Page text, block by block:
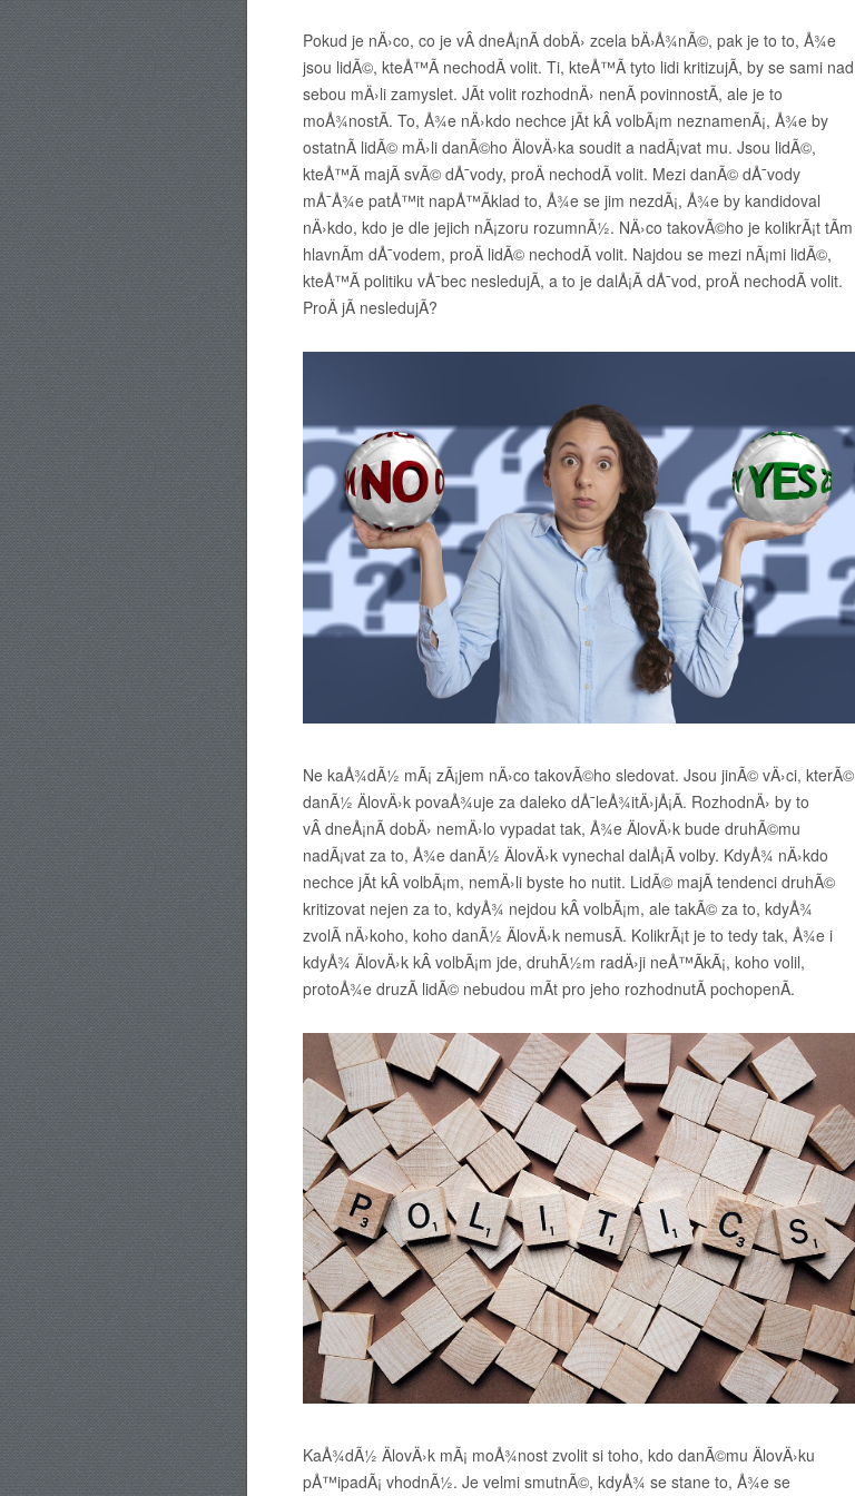
Pokud je nÄ›co, co je vÂ dneÅ¡nÃ­ dobÄ› zcela bÄ›Å¾nÃ©, pak je to to, Å¾e
jsou lidÃ©, kteÅ™Ã­ nechodÃ­ volit. Ti, kteÅ™Ã­ tyto lidi kritizujÃ­, by se sami nad
sebou mÄ›li zamyslet. JÃ­t volit rozhodnÄ› nenÃ­ povinnostÃ­, ale je to
moÅ¾nostÃ­. To, Å¾e nÄ›kdo nechce jÃ­t kÂ volbÃ¡m neznamenÃ¡, Å¾e by
ostatnÃ­ lidÃ© mÄ›li danÃ©ho ÄlovÄ›ka soudit a nadÃ¡vat mu. Jsou lidÃ©,
kteÅ™Ã­ majÃ­ svÃ© dÅ¯vody, proÄ nechodÃ­ volit. Mezi danÃ© dÅ¯vody
mÅ¯Å¾e patÅ™it napÅ™Ã­klad to, Å¾e se jim nezdÃ¡, Å¾e by kandidoval
nÄ›kdo, kdo je dle jejich nÃ¡zoru rozumnÃ½. NÄ›co takovÃ©ho je kolikrÃ¡t tÃ­m
hlavnÃ­m dÅ¯vodem, proÄ lidÃ© nechodÃ­ volit. Najdou se mezi nÃ¡mi lidÃ©,
kteÅ™Ã­ politiku vÅ¯bec nesledujÃ­, a to je dalÅ¡Ã­ dÅ¯vod, proÄ nechodÃ­ volit.
ProÄ jÃ­ nesledujÃ­?
Ne kaÅ¾dÃ½ mÃ¡ zÃ¡jem nÄ›co takovÃ©ho sledovat. Jsou jinÃ© vÄ›ci, kterÃ©
danÃ½ ÄlovÄ›k povaÅ¾uje za daleko dÅ¯leÅ¾itÄ›jÅ¡Ã­. RozhodnÄ› by to
vÂ dneÅ¡nÃ­ dobÄ› nemÄ›lo vypadat tak, Å¾e ÄlovÄ›k bude druhÃ©mu
nadÃ¡vat za to, Å¾e danÃ½ ÄlovÄ›k vynechal dalÅ¡Ã­ volby. KdyÅ¾ nÄ›kdo
nechce jÃ­t kÂ volbÃ¡m, nemÄ›li byste ho nutit. LidÃ© majÃ­ tendenci druhÃ©
kritizovat nejen za to, kdyÅ¾ nejdou kÂ volbÃ¡m, ale takÃ© za to, kdyÅ¾
zvolÃ­ nÄ›koho, koho danÃ½ ÄlovÄ›k nemusÃ­. KolikrÃ¡t je to tedy tak, Å¾e i
kdyÅ¾ ÄlovÄ›k kÂ volbÃ¡m jde, druhÃ½m radÄ›ji neÅ™Ã­kÃ¡, koho volil,
protoÅ¾e druzÃ­ lidÃ© nebudou mÃ­t pro jeho rozhodnutÃ­ pochopenÃ­.
KaÅ¾dÃ½ ÄlovÄ›k mÃ¡ moÅ¾nost zvolit si toho, kdo danÃ©mu ÄlovÄ›ku
pÅ™ipadÃ¡ vhodnÃ½. Je velmi smutnÃ©, kdyÅ¾ se stane to, Å¾e se